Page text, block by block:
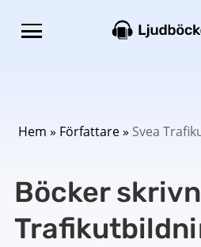
Hem » Författare» Svea
Böcker